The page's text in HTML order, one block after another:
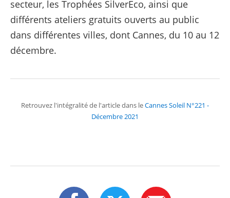
secteur, les Trophées SilverEco, ainsi que
différents ateliers gratuits ouverts au public
dans différentes villes, dont Cannes, du 10 au 12
décembre.
Retrouvez l'intégralité de l'article dans leCannes Soleil N°221 -
Décembre 2021